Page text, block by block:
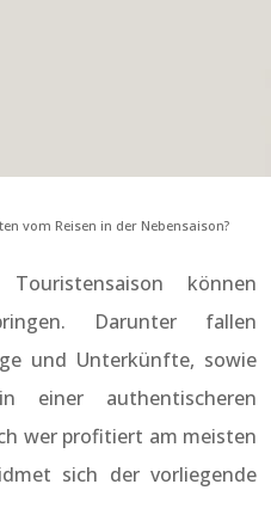
vom Reisen in der Nebensaison?
können
Darunter fallen
und Unterkünfte, sowie
einer authentischeren
wer profitiert am meisten
sich der vorliegende